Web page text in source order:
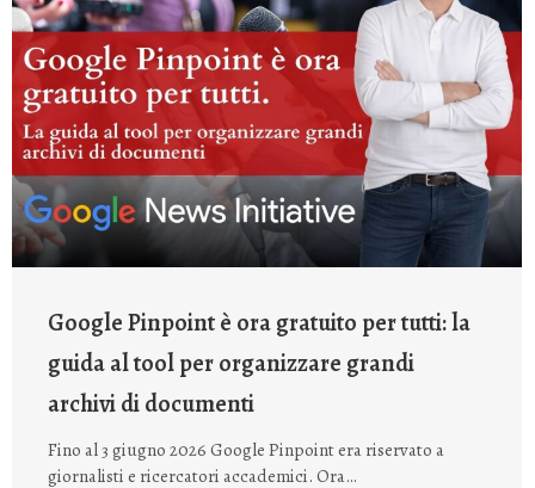
Google Pinpoint è ora gratuito per tutti: la
guida al tool per organizzare grandi
archivi di documenti
Fino al 3 giugno 2026 Google Pinpoint era riservato a
giornalisti e ricercatori accademici. Ora…